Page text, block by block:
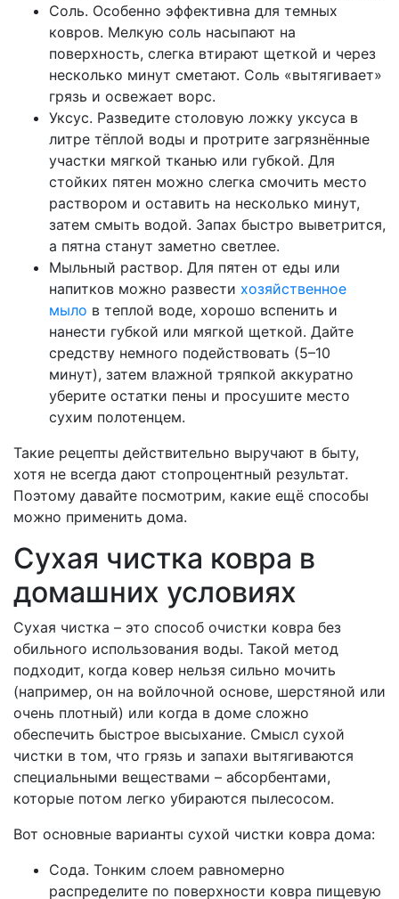
Соль. Особенно эффективна для темных
ковров. Мелкую соль насыпают на
поверхность, слегка втирают щеткой и через
несколько минут сметают. Соль «вытягивает»
грязь и освежает ворс.
Уксус. Разведите столовую ложку уксуса в
литре тёплой воды и протрите загрязнённые
участки мягкой тканью или губкой. Для
стойких пятен можно слегка смочить место
раствором и оставить на несколько минут,
затем смыть водой. Запах быстро выветрится,
а пятна станут заметно светлее.
Мыльный раствор. Для пятен от еды или
напитков можно развести хозяйственное
мыло в теплой воде, хорошо вспенить и
нанести губкой или мягкой щеткой. Дайте
средству немного подействовать (5–10
минут), затем влажной тряпкой аккуратно
уберите остатки пены и просушите место
сухим полотенцем.
Такие рецепты действительно выручают в быту,
хотя не всегда дают стопроцентный результат.
Поэтому давайте посмотрим, какие ещё способы
можно применить дома.
Сухая чистка ковра в
домашних условиях
Сухая чистка – это способ очистки ковра без
обильного использования воды. Такой метод
подходит, когда ковер нельзя сильно мочить
(например, он на войлочной основе, шерстяной или
очень плотный) или когда в доме сложно
обеспечить быстрое высыхание. Смысл сухой
чистки в том, что грязь и запахи вытягиваются
специальными веществами – абсорбентами,
которые потом легко убираются пылесосом.
Вот основные варианты сухой чистки ковра дома:
Сода. Тонким слоем равномерно
распределите по поверхности ковра пищевую